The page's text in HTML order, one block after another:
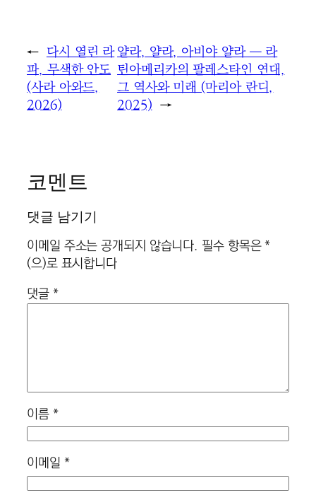
← 다시 열린 라
파, 무색한 안도
(사라 아와드,
2026)
얄라, 얄라, 아비야 얄라 ― 라
틴아메리카의 팔레스타인 연대,
그 역사와 미래 (마리아 란디,
2025) →
코멘트
댓글 남기기
이메일 주소는 공개되지 않습니다. 필수 항목은*
(으)로 표시합니다
댓글 *
이름 *
이메일 *